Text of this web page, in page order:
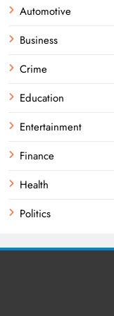
Automotive
Business
Crime
Education
Entertainment
Finance
Health
Politics